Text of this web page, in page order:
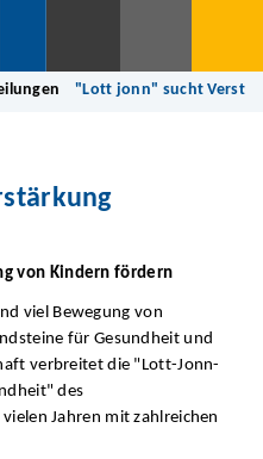
"Lott jonn" sucht
von Kindern fördern
viel Bewegung von
für Gesundheit und
verbreitet die "Lott-Jonn-
des
Jahren mit zahlreichen